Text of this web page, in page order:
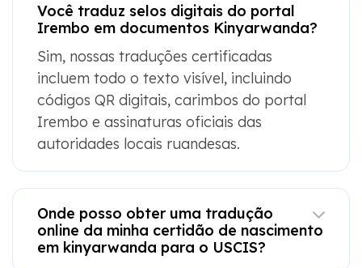
Você traduz selos digitais do portal
Irembo em documentos Kinyarwanda?
Sim, nossas traduções certificadas
incluem todo o texto visível, incluindo
códigos QR digitais, carimbos do portal
Irembo e assinaturas oficiais das
autoridades locais ruandesas.
Onde posso obter uma tradução
online da minha certidão de nascimento
em kinyarwanda para o USCIS?